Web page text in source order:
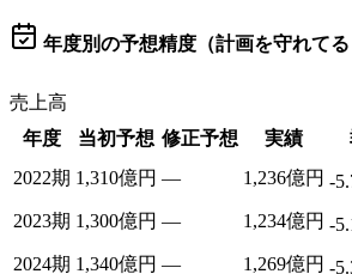
年度別の予想精度（計画を守れてる
売上高
年度
当初予想 修正予想 実績
2022期 1,310億円 — 1,236億円 -
2023期 1,300億円 — 1,234億円 -
2024期 1,340億円 — 1,269億円 -